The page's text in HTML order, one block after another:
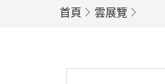
首頁 雲展覽